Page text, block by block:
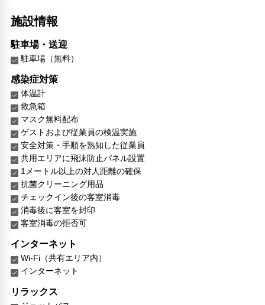
施設情報
駐車場・送迎
駐車場（無料）
感染症対策
体温計
救急箱
マスク無料配布
ゲストおよび従業員の検温実施
安全対策・手順を熟知した従業員
共用エリアに飛沫防止パネル設置
1メートル以上の対人距離の確保
抗菌クリーニング用品
チェックイン後の客室消毒
消毒後に客室を封印
客室消毒の拒否可
インターネット
Wi-Fi（共有エリア内）
インターネット
リラックス